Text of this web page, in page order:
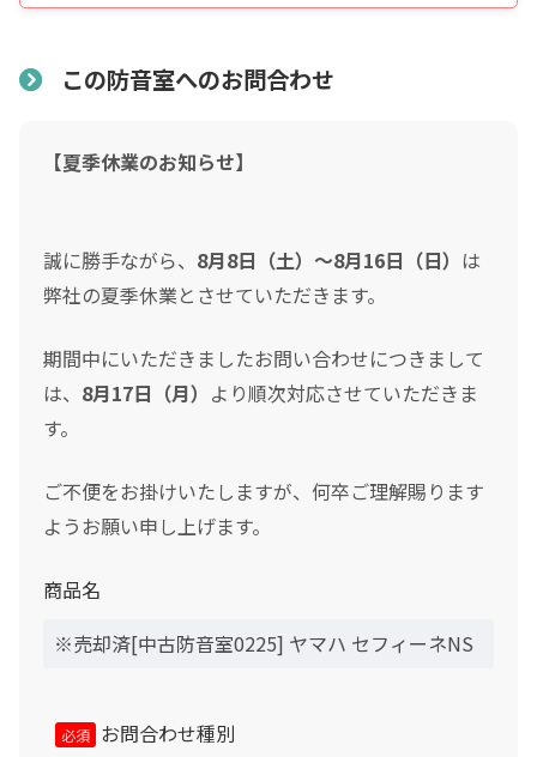
頭金
頭金の金額をスライドして下さい（1万円単位）
0
ボーナス月の加算（上乗せ）金額をスライドして下さい（1万円単位）
シュミレーション結果
月々のお支払金額
（初回月のみ）お支払金額
価格には中古品本体価格、基本運送組立費、消費税額を含
発生する場合があります。
ション品、基本運送組立費、新品当時の消費税率を含んだ
参考価格です。（ヤマハ「音レント」レンタル専用品番の
消費税率を含んだ参考価格）
設置について
域等により出張費加算の場合あり）原則として近畿圏のみ
納入可能ですが、遠方の場合はご相談下さい。
設置に必要な寸法については室外寸法に加え、壁から5セ
防音室用の電源は設置室の壁コンセントを使用します。コ
あります。
この防音室へのお問合わせ
【夏季休業のお知らせ】
誠に勝手ながら、 8月8日（土）～8月16日（日） は
弊社の夏季休業とさせていただきます。
期間中にいただきましたお問い合わせにつきまして
は、 8月17日（月） より順次対応させていただきま
す。
ご不便をお掛けいたしますが、何卒ご理解賜ります
ようお願い申し上げます。
商品名
必須 お問合わせ種別